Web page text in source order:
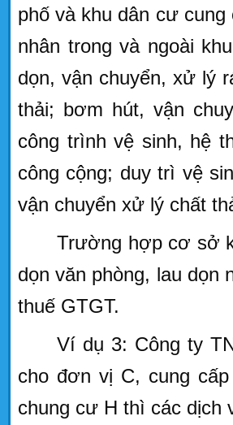
phố và khu dân cư
nhân trong và ngoài
dọn, vận chuyển, xử lý
thải; bơm hút, vận
công trình vệ sinh, hệ
công cộng; duy trì vệ
vận chuyển xử lý chất
Trường hợp cơ sở
dọn văn phòng, lau dọn
thuế GTGT.
Ví dụ 3: Công ty
cho đơn vị C, cung
chung cư H thì các dịch